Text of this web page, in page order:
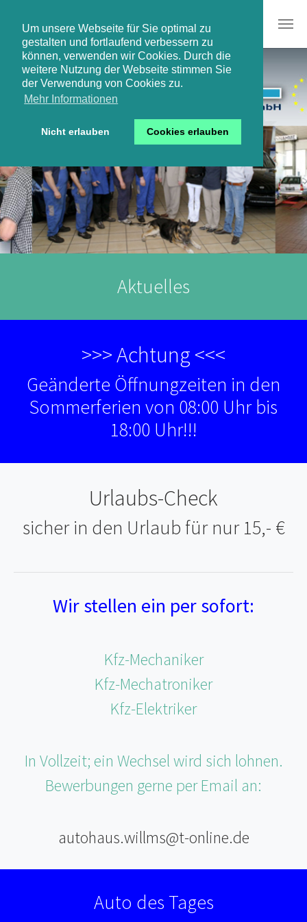
Um unsere Webseite für Sie optimal zu
gestalten und fortlaufend verbessern zu
können, verwenden wir Cookies. Durch die
weitere Nutzung der Webseite stimmen Sie
der Verwendung von Cookies zu.
Mehr Informationen
Nicht erlauben Cookies erlauben
Skip to main content
Aktuelles
>>> Achtung <<<
Geänderte Öffnungzeiten in den
Sommerferien von 08:00 Uhr bis
18:00 Uhr!!!
Urlaubs-Check
sicher in den Urlaub für nur 15,- €
Wir stellen ein per sofort:
Kfz-Mechaniker
Kfz-Mechatroniker
Kfz-Elektriker
In Vollzeit; ein Wechsel wird sich lohnen.
Bewerbungen gerne per Email an:
autohaus.willms@t-online.de
Auto des Tages